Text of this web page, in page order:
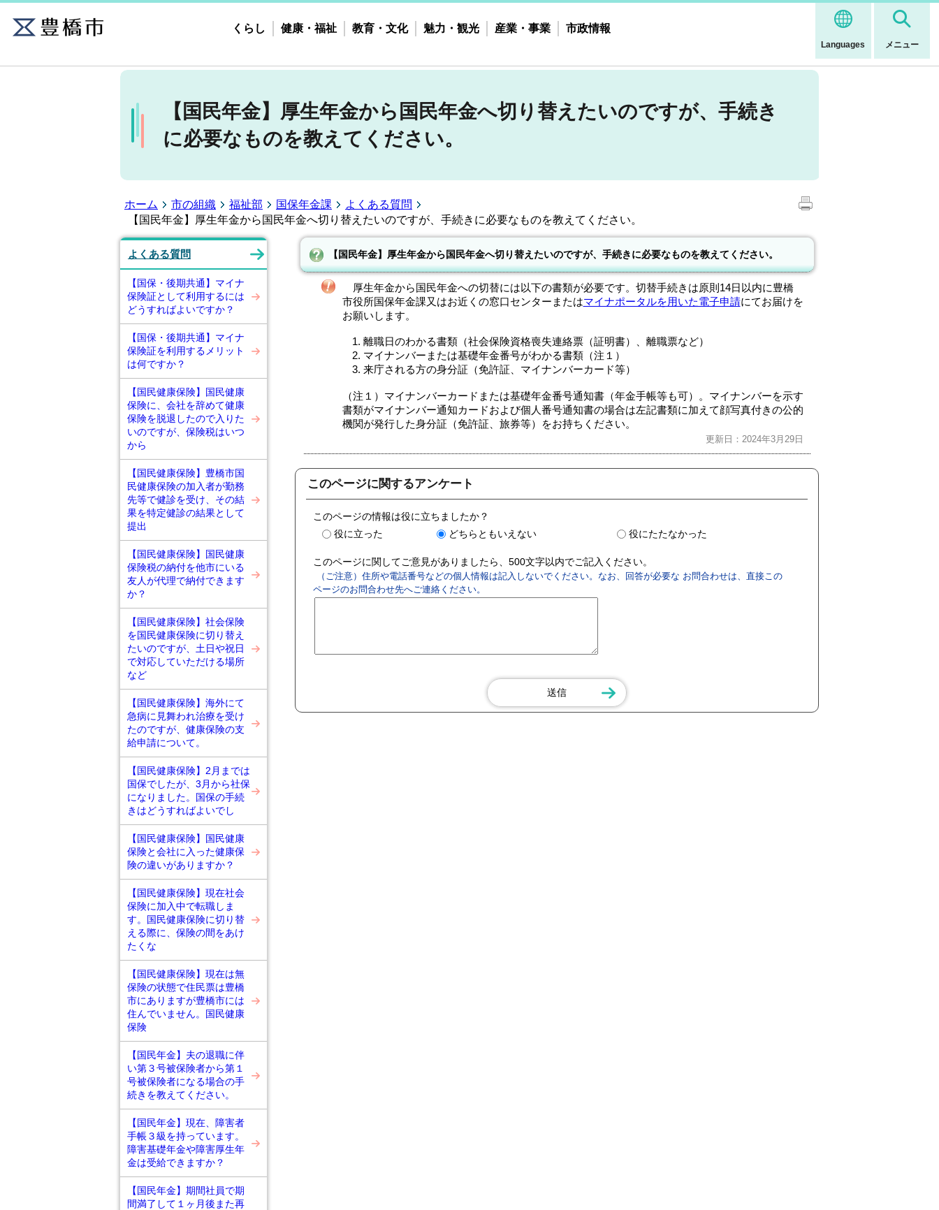
Languages メニュー
くらし 健康・福祉 教育・文化 魅力・観光 産業・事業 市政情報
【国民年金】厚生年金から国民年金へ切り替えたいのですが、手続き
に必要なものを教えてください。
ホーム 市の組織 福祉部 国保年金課
よくある質問
【国民年金】厚生年金から国民年金へ切り替えたいのですが、手続きに必要なものを教えてください。
よくある質問
【国保・後期共通】マイナ
保険証として利用するには
どうすればよいですか？
【国保・後期共通】マイナ
保険証を利用するメリット
は何ですか？
【国民健康保険】国民健康
保険に、会社を辞めて健康
保険を脱退したので入りた
いのですが、保険税はいつ
から
【国民健康保険】豊橋市国
民健康保険の加入者が勤務
先等で健診を受け、その結
果を特定健診の結果として
提出
【国民健康保険】国民健康
保険税の納付を他市にいる
友人が代理で納付できます
か？
【国民健康保険】社会保険
を国民健康保険に切り替え
たいのですが、土日や祝日
で対応していただける場所
など
【国民健康保険】海外にて
急病に見舞われ治療を受け
たのですが、健康保険の支
給申請について。
【国民健康保険】2月までは
国保でしたが、3月から社保
になりました。国保の手続
きはどうすればよいでし
【国民健康保険】国民健康
保険と会社に入った健康保
険の違いがありますか？
【国民健康保険】現在社会
保険に加入中で転職しま
す。国民健康保険に切り替
える際に、保険の間をあけ
たくな
【国民健康保険】現在は無
保険の状態で住民票は豊橋
市にありますが豊橋市には
住んでいません。国民健康
保険
【国民年金】夫の退職に伴
い第３号被保険者から第１
号被保険者になる場合の手
続きを教えてください。
【国民年金】現在、障害者
手帳３級を持っています。
障害基礎年金や障害厚生年
金は受給できますか？
【国民年金】期間社員で期
間満了して１ヶ月後また再
【国民年金】厚生年金から国民年金へ切り替えたいのですが、手続きに必要なものを教えてください。
厚生年金から国民年金への切替には以下の書類が必要です。切替手続きは原則14日以内に豊橋
市役所国保年金課又はお近くの窓口センターまたはマイナポータルを用いた電子申請にてお届けを
お願いします。
離職日のわかる書類（社会保険資格喪失連絡票（証明書）、離職票など）
マイナンバーまたは基礎年金番号がわかる書類（注１）
来庁される方の身分証（免許証、マイナンバーカード等）
（注１）マイナンバーカードまたは基礎年金番号通知書（年金手帳等も可）。マイナンバーを示す
書類がマイナンバー通知カードおよび個人番号通知書の場合は左記書類に加えて顔写真付きの公的
機関が発行した身分証（免許証、旅券等）をお持ちください。
更新日：2024年3月29日
このページに関するアンケート
このページの情報は役に立ちましたか？
役に立った
どちらともいえない 役にたたなかった
このページに関してご意見がありましたら、500文字以内でご記入ください。
（ご注意）住所や電話番号などの個人情報は記入しないでください。なお、回答が必要な お問合わせは、直接この
ページのお問合わせ先へご連絡ください。